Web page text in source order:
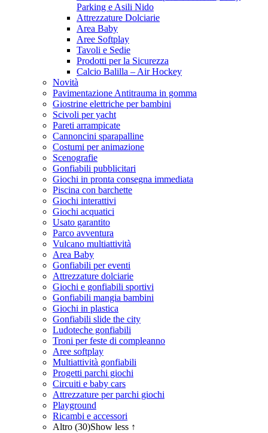
Parking e Asili Nido
Attrezzature Dolciarie
Area Baby
Aree Softplay
Tavoli e Sedie
Prodotti per la Sicurezza
Calcio Balilla – Air Hockey
Novità
Pavimentazione Antitrauma in gomma
Giostrine elettriche per bambini
Scivoli per yacht
Pareti arrampicate
Cannoncini sparapalline
Costumi per animazione
Scenografie
Gonfiabili pubblicitari
Giochi in pronta consegna immediata
Piscina con barchette
Giochi interattivi
Giochi acquatici
Usato garantito
Parco avventura
Vulcano multiattività
Area Baby
Gonfiabili per eventi
Attrezzature dolciarie
Giochi e gonfiabili sportivi
Gonfiabili mangia bambini
Giochi in plastica
Gonfiabili slide the city
Ludoteche gonfiabili
Troni per feste di compleanno
Aree softplay
Multiattività gonfiabili
Progetti parchi giochi
Circuiti e baby cars
Attrezzature per parchi giochi
Playground
Ricambi e accessori
Altro (30)Show less ↑